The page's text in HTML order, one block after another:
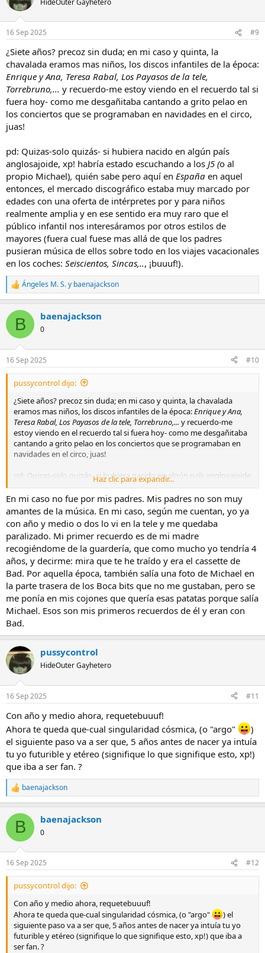
i
e
:
16 Sep 2025 #9
¿Siete años? precoz sin duda; en mi caso y quinta, la
chavalada eramos mas niños, los discos infantiles de la época:
Enrique y Ana, Teresa Rabal, Los Payasos de la tele,
Torrebruno,... y recuerdo-me estoy viendo en el recuerdo tal si
fuera hoy- como me desgañitaba cantando a grito pelao en
los conciertos que se programaban en navidades en el circo,
juas!
pd: Quizas-solo quizás- si hubiera nacido en algún país
anglosajoide, xp! habría estado escuchando a los J5 (o al
propio Michael), quién sabe pero aquí en España en aquel
entonces, el mercado discográfico estaba muy marcado por
edades con una oferta de intérpretes por y para niños
realmente amplia y en ese sentido era muy raro que el
público infantil nos interesáramos por otros estilos de
mayores (fuera cual fuese mas allá de que los padres
pusieran música de ellos sobre todo en los viajes vacacionales
en los coches: Seiscientos, Sincas,.., ¡buuuf!).
R
e
c
i
e
s
Ángeles M. S.y baenajackson
B baenajackson
0
16 Sep 2025 #10
pussycontrol dijo:
¿Siete años? precoz sin duda; en mi caso y quinta, la chavalada
eramos mas niños, los discos infantiles de la época:Enrique y Ana,
Teresa Rabal, Los Payasos de la tele, Torrebruno,... y recuerdo-me
estoy viendo en el recuerdo tal si fuera hoy- como me desgañitaba
cantando a grito pelao en los conciertos que se programaban en
navidades en el circo, juas!
pd: Quizas-solo quizás- si hubiera nacido en algún país anglosajoide,
xp! habría estado escuchando a los
J5 (
sabe pero aquí en Españaen aquel entonces, el mercado
discográfico estaba muy marcado por edades con una oferta de
intérpretes por y para niños realmente amplia y en ese sentido era
muy raro que el público infantil nos interesáramos por otros estilos
de mayores (fuera cual fuese mas allá de que los padres pusieran
música de ellos sobre todo en los viajes vacacionales en los coches:
Seiscientos, Sincas,.., ¡buuuf!).
Haz clic para expandir...
En mi caso no fue por mis padres. Mis padres no son muy
amantes de la música. En mi caso, según me cuentan, yo ya
con año y medio o dos lo vi en la tele y me quedaba
paralizado. Mi primer recuerdo es de mi madre
recogiéndome de la guardería, que como mucho yo tendría 4
años, y decirme: mira que te he traído y era el cassette de
Bad. Por aquella época, también salía una foto de Michael en
la parte trasera de los Boca bits que no me gustaban, pero se
me ponía en mis cojones que quería esas patatas porque salía
Michael. Esos son mis primeros recuerdos de él y eran con
Bad.
pussycontrol
HideOuter Gayhetero
16 Sep 2025 #11
Con año y medio ahora, requetebuuuf!
Ahora te queda que-cual singularidad cósmica, (o "argo"
)
el siguiente paso va a ser que, 5 años antes de nacer ya intuía
tu yo futurible y etéreo (signifique lo que signifique esto, xp!)
que iba a ser fan. ?
R
e
c
i
e
s
baenajackson
B baenajackson
0
16 Sep 2025 #12
pussycontrol dijo:
Con año y medio ahora, requetebuuuf!
Ahora te queda que-cual singularidad cósmica, (o "argo"
) el
siguiente paso va a ser que, 5 años antes de nacer ya intuía tu yo
futurible y etéreo (signifique lo que signifique esto, xp!) que iba a
ser fan. ?